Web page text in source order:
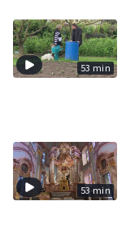
53 min
53 min